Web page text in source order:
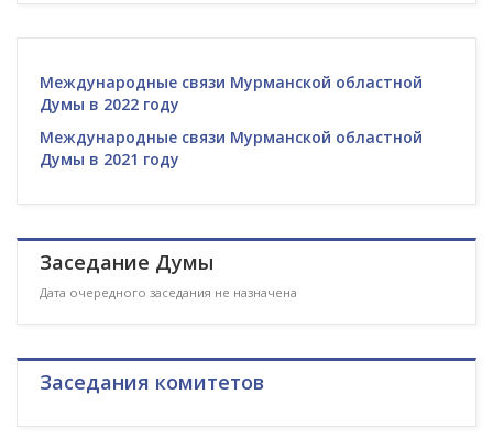
Международные связи Мурманской областной
Думы в 2022 году
Международные связи Мурманской областной
Думы в 2021 году
Заседание Думы
Дата очередного заседания не назначена
Заседания комитетов